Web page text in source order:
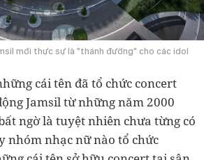
mới thực sự là "thánh đường" cho các idol
cái tên đã tổ chức concert
Jamsil từ những năm 2000
ngờ là tuyệt nhiên chưa từng có
nhóm nhạc nữ nào tổ chức